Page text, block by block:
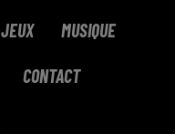
JEUX MUSIQUE
CONTACT